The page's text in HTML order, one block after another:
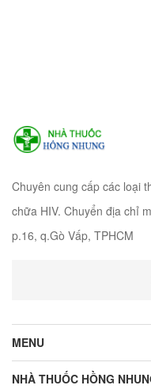
Chuyên cung cấp các loại
chữa HIV. Chuyển địa chỉ
p.16, q.Gò Vấp, TPHCM
MENU
NHÀ THUỐC HỒNG